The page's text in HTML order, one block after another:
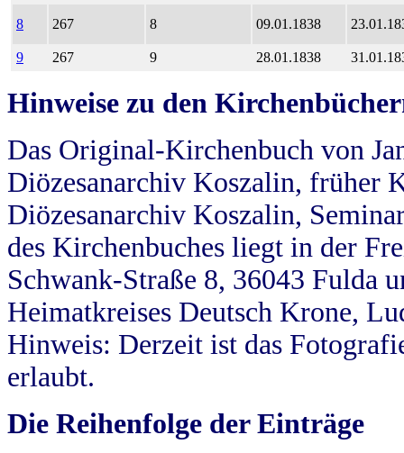
8 267 8 09.01.1838
9 267 9 28.01.1838
Hinweise zu den
Das Original-Kirchenbuch von
Diözesanarchiv Koszalin, früher
Diözesanarchiv Koszalin,
des Kirchenbuches liegt in der
Schwank-Straße 8, 36043 Fulda
Heimatkreises Deutsch Krone,
Hinweis: Derzeit ist das
erlaubt.
Die Reihenfolge der Einträge